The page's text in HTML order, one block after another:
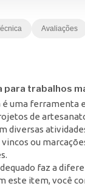
Avaliações
para trabalhos
é uma ferramenta
de
diversas
vincos ou
faz a
este item, você